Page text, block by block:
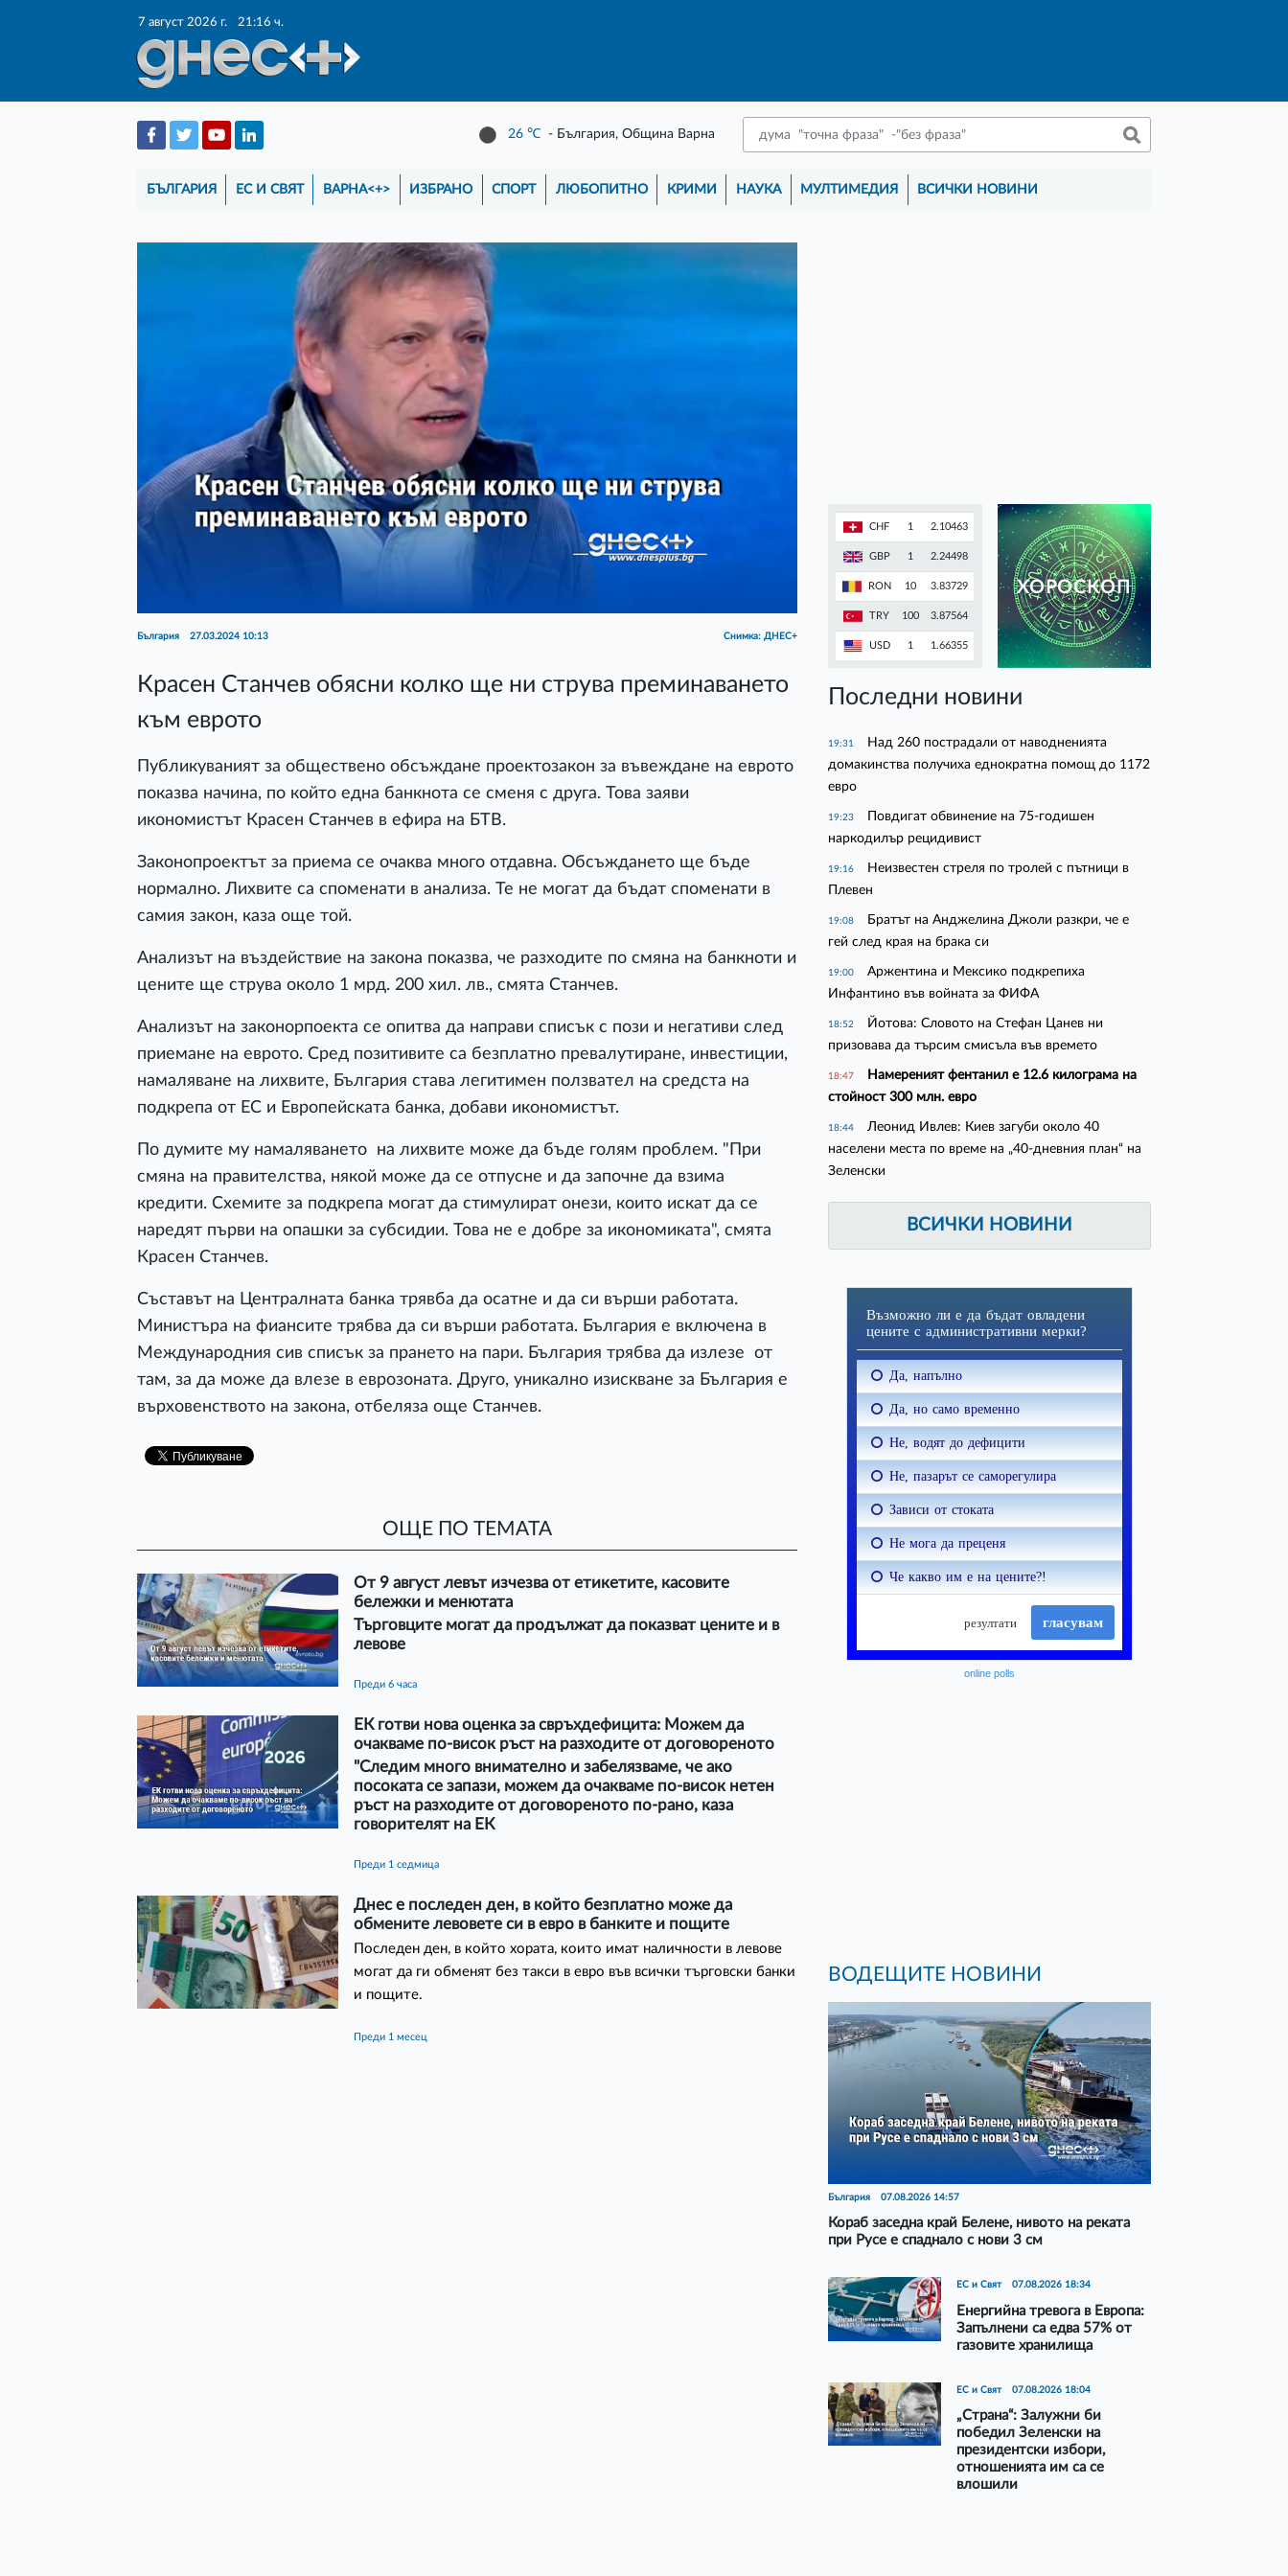
7 август 2026 г. 21:16 ч.
26 ℃ - България, Община Варна
БЪЛГАРИЯ ЕС И СВЯТ ВАРНА<+> ИЗБРАНО СПОРТ ЛЮБОПИТНО КРИМИ НАУКА МУЛТИМЕДИЯ ВСИЧКИ НОВИНИ
България 27.03.2024 10:13 Снимка: ДНЕС+
Красен Станчев обясни колко ще ни струва преминаването
към еврото
Публикуваният за обществено обсъждане проектозакон за въвеждане на еврото
показва начина, по който една банкнота се сменя с друга. Това заяви
икономистът Красен Станчев в ефира на БТВ.
Законопроектът за приема се очаква много отдавна. Обсъждането ще бъде
нормално. Лихвите са споменати в анализа. Те не могат да бъдат споменати в
самия закон, каза още той.
Анализът на въздействие на закона показва, че разходите по смяна на банкноти и
цените ще струва около 1 мрд. 200 хил. лв., смята Станчев.
Анализът на законорпоекта се опитва да направи списък с пози и негативи след
приемане на еврото. Сред позитивите са безплатно превалутиране, инвестиции,
намаляване на лихвите, България става легитимен ползвател на средста на
подкрепа от ЕС и Европейската банка, добави икономистът.
По думите му намаляването на лихвите може да бъде голям проблем. "При
смяна на правителства, някой може да се отпусне и да започне да взима
кредити. Схемите за подкрепа могат да стимулират онези, които искат да се
наредят първи на опашки за субсидии. Това не е добре за икономиката", смята
Красен Станчев.
Съставът на Централната банка трявба да осатне и да си върши работата.
Министъра на фиансите трябва да си върши работата. България е включена в
Международния сив списък за прането на пари. България трябва да излезе от
там, за да може да влезе в еврозоната. Друго, уникално изискване за България е
върховенството на закона, отбеляза още Станчев.
ОЩЕ ПО ТЕМАТА
От 9 август левът изчезва от етикетите, касовите
бележки и менютата
Търговците могат да продължат да показват цените и в
левове
преди 6 часа
ЕК готви нова оценка за свръхдефицита: Можем да
очакваме по-висок ръст на разходите от договореното
"Следим много внимателно и забелязваме, че ако
посоката се запази, можем да очакваме по-висок нетен
ръст на разходите от договореното по-рано, каза
говорителят на ЕК
преди 1 седмица
Днес е последен ден, в който безплатно може да
обмените левовете си в евро в банките и пощите
Последен ден, в който хората, които имат наличности в левове
могат да ги обменят без такси в евро във всички търговски банки
и пощите.
преди 1 месец
CHF 1 2.10463
GBP 1 2.24498
RON 10 3.83729
TRY 100 3.87564
USD 1 1.66355
ХОРОСКОП
Последни новини
19:31
Над 260 пострадали от наводненията
домакинства получиха еднократна помощ до 1172
евро
19:23
Повдигат обвинение на 75-годишен
наркодилър рецидивист
19:16
Неизвестен стреля по тролей с пътници в
Плевен
19:08
Братът на Анджелина Джоли разкри, че е
гей след края на брака си
19:00
Аржентина и Мексико подкрепиха
Инфантино във войната за ФИФА
18:52
Йотова: Словото на Стефан Цанев ни
призовава да търсим смисъла във времето
18:47
Намереният фентанил е 12.6 килограма на
стойност 300 млн. евро
18:44
Леонид Ивлев: Киев загуби около 40
населени места по време на „40-дневния план“ на
Зеленски
ВСИЧКИ НОВИНИ
online polls
ВОДЕЩИТЕ НОВИНИ
България 07.08.2026 14:57
Кораб заседна край Белене, нивото на реката
при Русе е спаднало с нови 3 см
ЕС и Свят 07.08.2026 18:34
Енергийна тревога в Европа:
Запълнени са едва 57% от
газовите хранилища
ЕС и Свят 07.08.2026 18:04
„Страна“: Залужни би
победил Зеленски на
президентски избори,
отношенията им са се
влошили